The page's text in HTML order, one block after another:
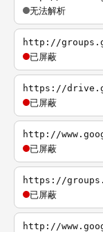
无法解析
http://
已屏蔽
https://
已屏蔽
http://
已屏蔽
https://
已屏蔽
http://